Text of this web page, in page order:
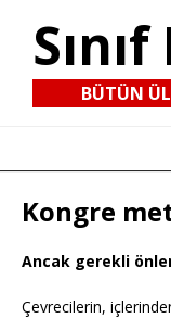
BÜTÜN
Kongre
Ancak gerekli
Çevrecilerin,